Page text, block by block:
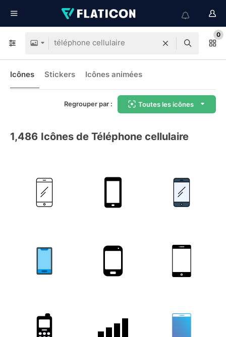
0
Icônes Stickers Icônes animées
Regrouper par : Toutes les icônes
1,486 Icônes de Téléphone cellulaire